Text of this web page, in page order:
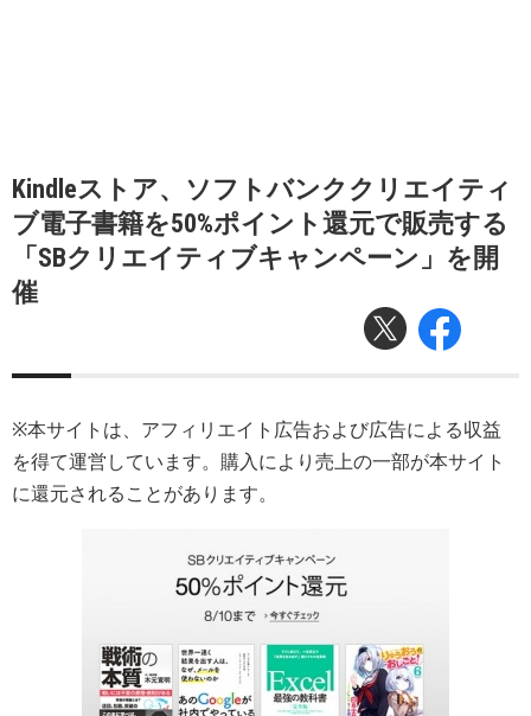
Kindleストア、ソフトバンククリエイティ
ブ電子書籍を50%ポイント還元で販売する
「SBクリエイティブキャンペーン」を開
催
※本サイトは、アフィリエイト広告および広告による収益
を得て運営しています。購入により売上の一部が本サイト
に還元されることがあります。